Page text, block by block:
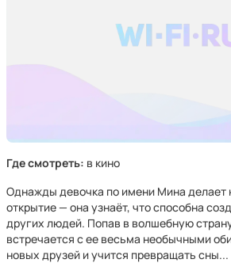
Где смотреть: в кино
Однажды девочка по имени Мина делает
открытие — она узнаёт, что способна
других людей. Попав в волшебную
встречается с ее весьма необычными
новых друзей и учится превращать сны...